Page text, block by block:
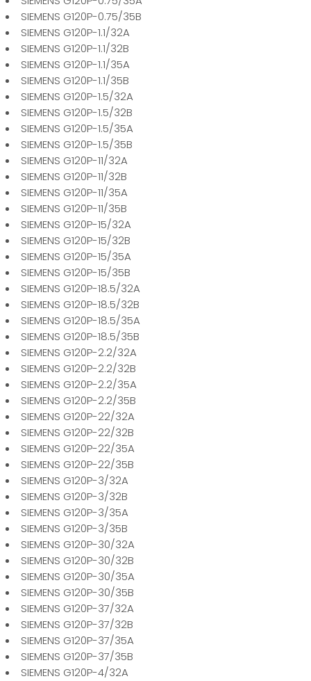
SIEMENS G120P-0.75/35B
SIEMENS G120P-1.1/32A
SIEMENS G120P-1.1/32B
SIEMENS G120P-1.1/35A
SIEMENS G120P-1.1/35B
SIEMENS G120P-1.5/32A
SIEMENS G120P-1.5/32B
SIEMENS G120P-1.5/35A
SIEMENS G120P-1.5/35B
SIEMENS G120P-11/32A
SIEMENS G120P-11/32B
SIEMENS G120P-11/35A
SIEMENS G120P-11/35B
SIEMENS G120P-15/32A
SIEMENS G120P-15/32B
SIEMENS G120P-15/35A
SIEMENS G120P-15/35B
SIEMENS G120P-18.5/32A
SIEMENS G120P-18.5/32B
SIEMENS G120P-18.5/35A
SIEMENS G120P-18.5/35B
SIEMENS G120P-2.2/32A
SIEMENS G120P-2.2/32B
SIEMENS G120P-2.2/35A
SIEMENS G120P-2.2/35B
SIEMENS G120P-22/32A
SIEMENS G120P-22/32B
SIEMENS G120P-22/35A
SIEMENS G120P-22/35B
SIEMENS G120P-3/32A
SIEMENS G120P-3/32B
SIEMENS G120P-3/35A
SIEMENS G120P-3/35B
SIEMENS G120P-30/32A
SIEMENS G120P-30/32B
SIEMENS G120P-30/35A
SIEMENS G120P-30/35B
SIEMENS G120P-37/32A
SIEMENS G120P-37/32B
SIEMENS G120P-37/35A
SIEMENS G120P-37/35B
SIEMENS G120P-4/32A